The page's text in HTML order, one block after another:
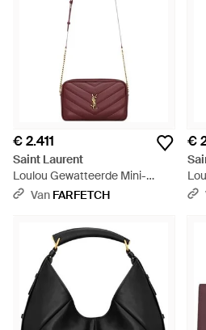
€ 2.411
Saint Laurent
Loulou Gewatteerde Mini-
Schoudertas - Wit
Van FARFETCH
€